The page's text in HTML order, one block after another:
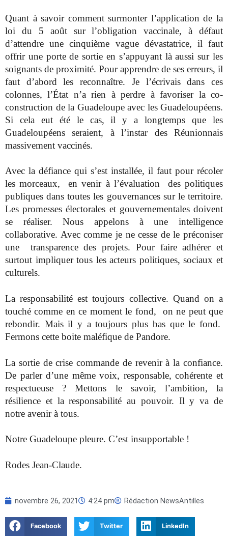
Quant à savoir comment surmonter l’application de la
loi du 5 août sur l’obligation vaccinale, à défaut
d’attendre une cinquième vague dévastatrice, il faut
offrir une porte de sortie en s’appuyant là aussi sur les
soignants de proximité. Pour apprendre de ses erreurs, il
faut d’abord les reconnaître. Je l’écrivais dans ces
colonnes, l’État n’a rien à perdre à favoriser la co-
construction de la Guadeloupe avec les Guadeloupéens.
Si cela eut été le cas, il y a longtemps que les
Guadeloupéens seraient, à l’instar des Réunionnais
massivement vaccinés.
Avec la défiance qui s’est installée, il faut pour récoler
les morceaux, en venir à l’évaluation des politiques
publiques dans toutes les gouvernances sur le territoire.
Les promesses électorales et gouvernementales doivent
se réaliser. Nous appelons à une intelligence
collaborative. Avec comme je ne cesse de le préconiser
une transparence des projets. Pour faire adhérer et
surtout impliquer tous les acteurs politiques, sociaux et
culturels.
La responsabilité est toujours collective. Quand on a
touché comme en ce moment le fond, on ne peut que
rebondir. Mais il y a toujours plus bas que le fond.
Fermons cette boite maléfique de Pandore.
La sortie de crise commande de revenir à la confiance.
De parler d’une même voix, responsable, cohérente et
respectueuse ? Mettons le savoir, l’ambition, la
résilience et la responsabilité au pouvoir. Il y va de
notre avenir à tous.
Notre Guadeloupe pleure. C’est insupportable !
Rodes Jean-Claude.
novembre 26, 2021 4:24 pm Rédaction NewsAntilles
Facebook Twitter LinkedIn